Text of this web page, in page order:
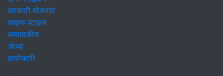
सरकारी योजनाएं
लाइफ स्टाइल
सम्पादकीय
जॉब्स
डायरेक्टरी